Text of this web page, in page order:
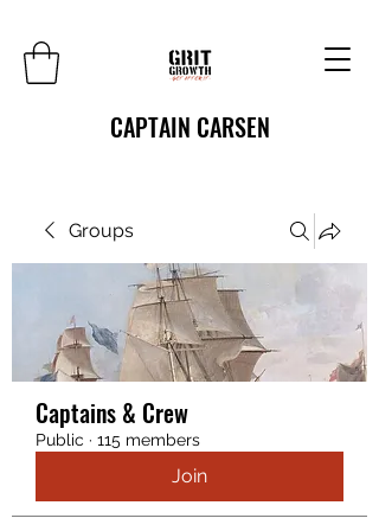
CAPTAIN CARSEN
Groups
Captains & Crew
Public · 115 members
Join